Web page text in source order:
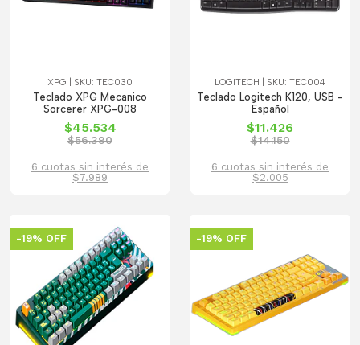
XPG | SKU: TEC030
Teclado XPG Mecanico
Sorcerer XPG-008
$45.534
$56.390
6 cuotas sin interés de
$7.989
LOGITECH | SKU: TEC004
Teclado Logitech K120, USB -
Español
$11.426
$14.150
6 cuotas sin interés de
$2.005
-19% OFF -19% OFF